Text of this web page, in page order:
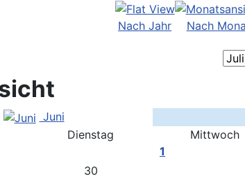
Nach Jahr Nach
Juni
Dienstag Mittwoch
30
1